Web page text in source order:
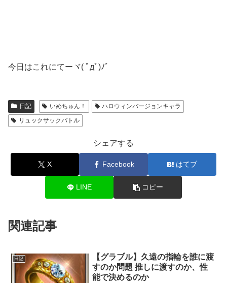
今日はこれにてーヾ( ﾟдﾟ)ﾉ゛
日記 いめちゅん！
ハロウィンバージョンキャラ
リュックサックバトル
シェアする
X Facebook はてブ
LINE コピー
関連記事
日記
【グラブル】久遠の指輪を誰に渡
すのか問題 推しに渡すのか、性
能で決めるのか